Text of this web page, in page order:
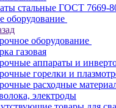
стальные ГОСТ 7669-
оборудование
оборудование
газовая
аппараты и
горелки и
расходные
электроды